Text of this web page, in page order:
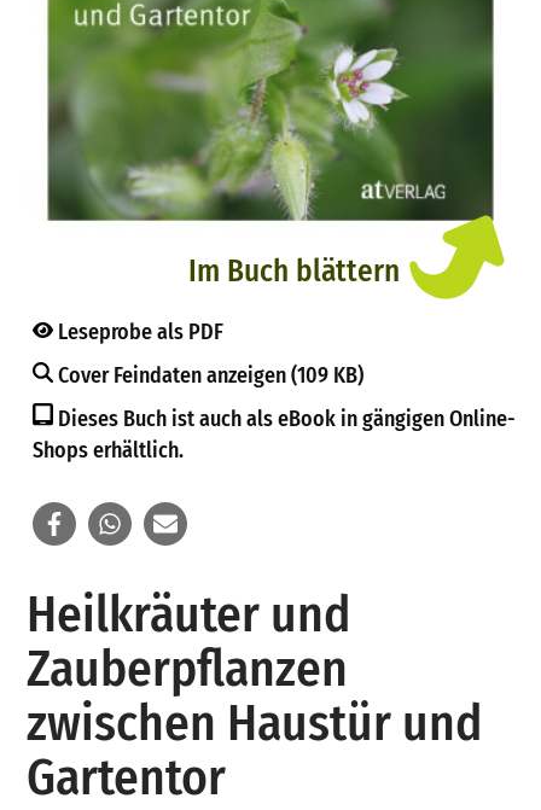
Im Buch blättern
Leseprobe als PDF
Cover Feindaten anzeigen (109 KB)
Dieses Buch ist auch als eBook in gängigen Online-
Shops erhältlich.
Heilkräuter und
Zauberpflanzen
zwischen Haustür und
Gartentor